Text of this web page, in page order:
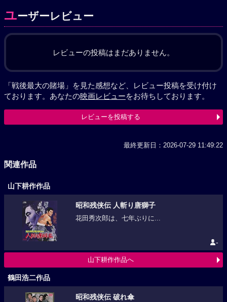
ユーザーレビュー
レビューの投稿はまだありません。
「戦後最大の賭場」を見た感想など、レビュー投稿を受け付け
ております。あなたの映画レビューをお待ちしております。
レビューを投稿する
最終更新日：2026-07-29 11:49:22
関連作品
山下耕作作品
昭和残侠伝 人斬り唐獅子
花田秀次郎は、七年ぶりに...
-
山下耕作作品へ
鶴田浩二作品
昭和残侠伝 破れ傘